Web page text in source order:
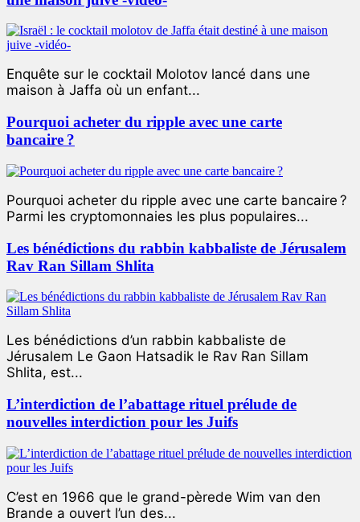
Enquête sur le cocktail Molotov lancé dans une
maison à Jaffa où un enfant...
Pourquoi acheter du ripple avec une carte
bancaire ?
Pourquoi acheter du ripple avec une carte bancaire ?
Parmi les cryptomonnaies les plus populaires...
Les bénédictions du rabbin kabbaliste de Jérusalem
Rav Ran Sillam Shlita
Les bénédictions d’un rabbin kabbaliste de
Jérusalem Le Gaon Hatsadik le Rav Ran Sillam
Shlita, est...
L’interdiction de l’abattage rituel prélude de
nouvelles interdiction pour les Juifs
C’est en 1966 que le grand-pèrede Wim van den
Brande a ouvert l’un des...